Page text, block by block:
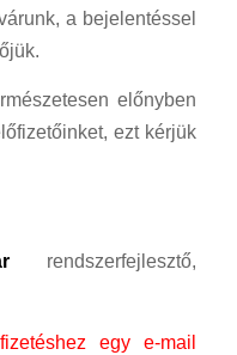
a bejelentéssel
előnyben
ezt kérjük
rendszerfejlesztő,
egy e-mail